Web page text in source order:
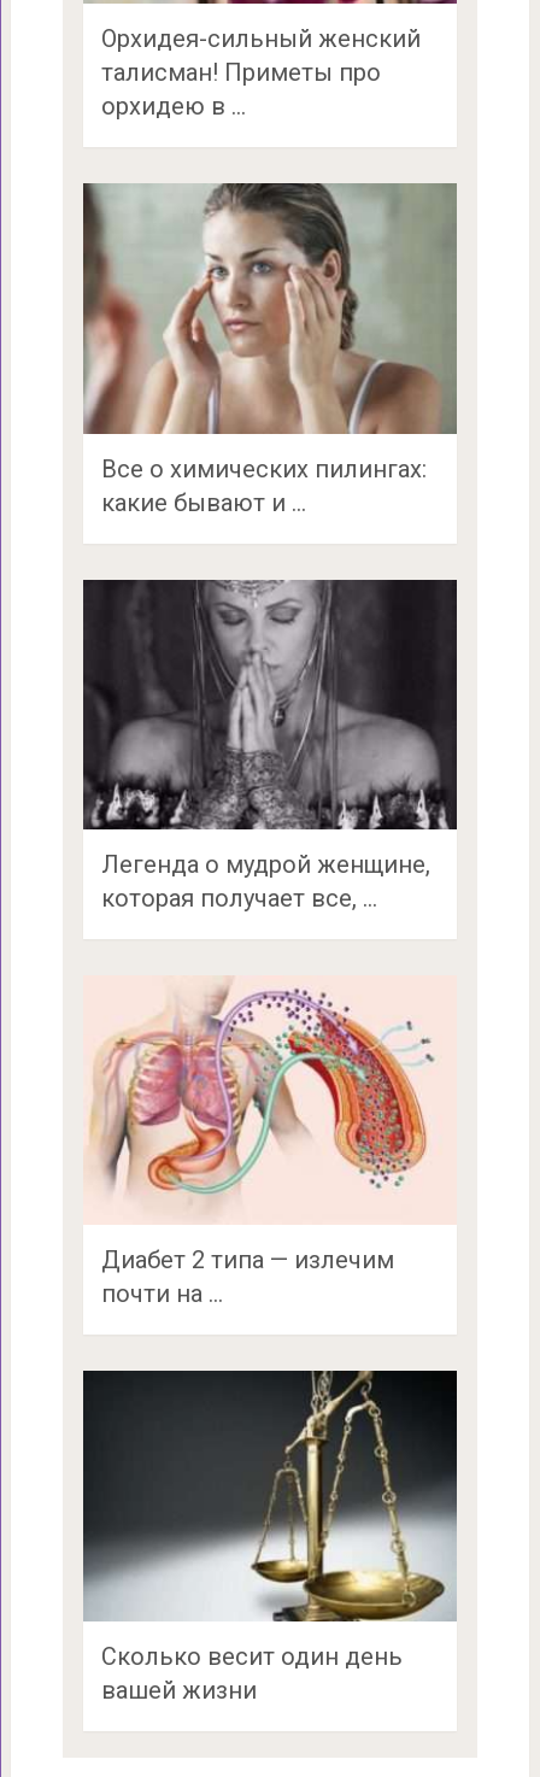
Орхидея-сильный женский
талисман! Приметы про
орхидею в …
Все о химических пилингах:
какие бывают и …
Легенда о мудрой женщине,
которая получает все, …
Диабет 2 типа — излечим
почти на …
Сколько весит один день
вашей жизни